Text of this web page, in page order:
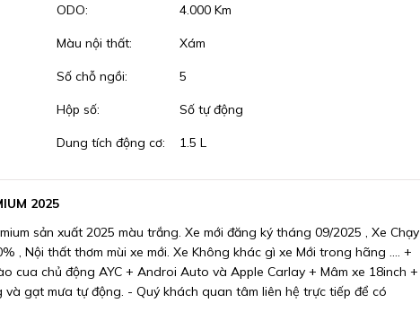
ODO: 4.000 Km
Màu nội thất: Xám
Số chỗ ngồi: 5
Hộp số: Số tự động
Dung tích động cơ: 1.5 L
2025
sản xuất 2025 màu trắng. Xe mới đăng ký tháng 09/2025 , Xe Chạy
, Nội thất thơm mùi xe mới. Xe Không khác gì xe Mới trong hãng .... +
cua chủ động AYC + Androi Auto và Apple Carlay + Mâm xe 18inch +
gạt mưa tự động. - Quý khách quan tâm liên hệ trực tiếp để có